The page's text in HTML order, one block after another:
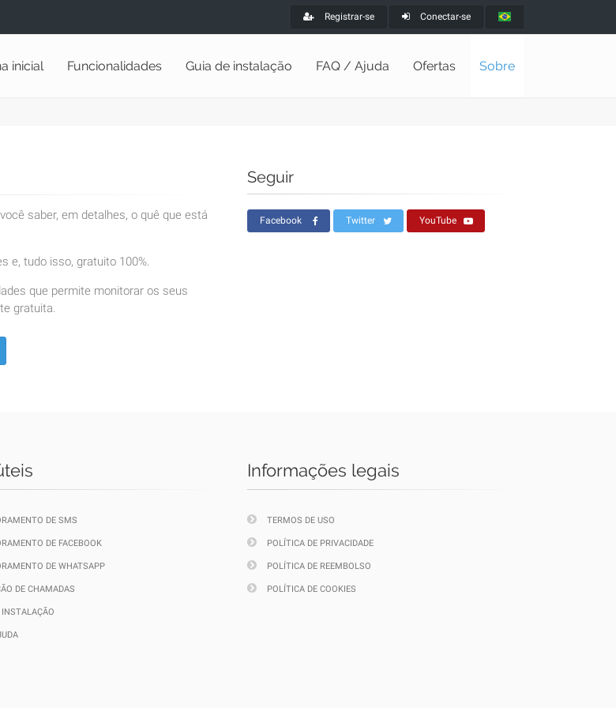
Registrar-se Conectar-se
inicial Funcionalidades Guia de instalação FAQ / Ajuda Ofertas Sobre
saber, em detalhes, o quê que está
e, tudo isso, gratuito 100%.
que permite monitorar os seus
gratuita.
Seguir
Facebook Twitter YouTube
DE SMS
DE FACEBOOK
DE WHATSAPP
DE CHAMADAS
INSTALAÇÃO
Informações legais
TERMOS DE USO
POLÍTICA DE PRIVACIDADE
POLÍTICA DE REEMBOLSO
POLÍTICA DE COOKIES